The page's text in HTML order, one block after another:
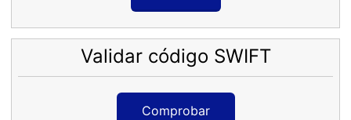
Validar código SWIFT
Comprobar